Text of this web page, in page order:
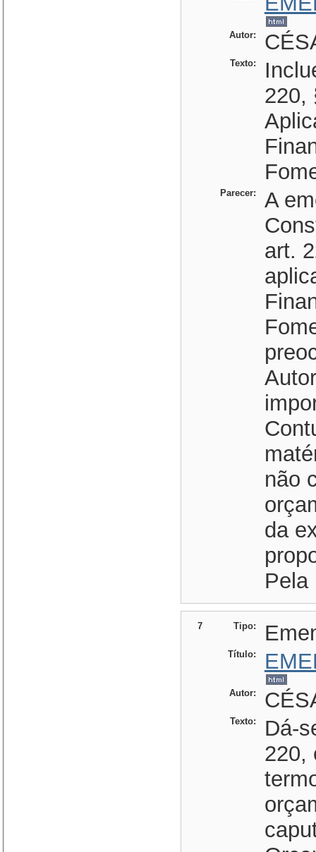
Autor:
Texto:
220,
Parecer:
A
art.
não
da
Pela
7 Tipo:
Título:
Autor:
Texto:
Dá-
220,